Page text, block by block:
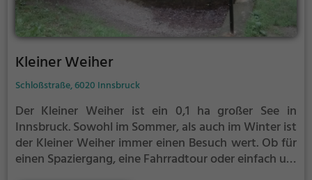
Kleiner Weiher
Schloßstraße, 6020 Innsbruck
Der Kleiner Weiher ist ein 0,1 ha großer See in
Innsbruck.Sowohl im Sommer, als auch im Winter ist
der Kleiner Weiher immer einen Besuch wert. Ob für
einen Spaziergang, eine Fahrradtour oder einfach um